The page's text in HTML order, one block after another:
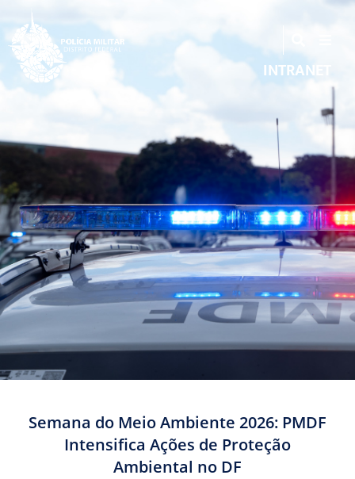
INTRANET
Semana do Meio Ambiente 2026: PMDF
Intensifica Ações de Proteção
Ambiental no DF